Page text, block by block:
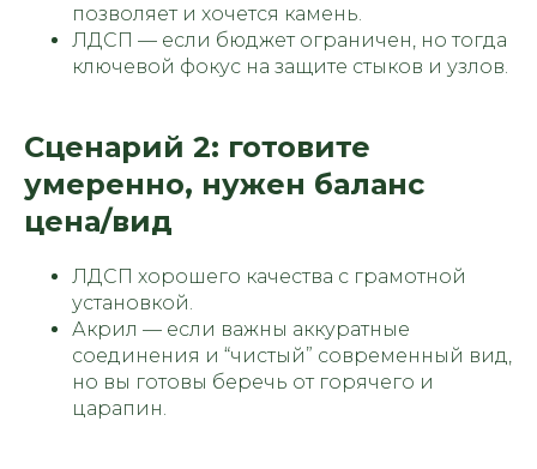
позволяет и хочется камень.
ЛДСП — если бюджет ограничен, но тогда
ключевой фокус на защите стыков и узлов.
Сценарий 2: готовите
умеренно, нужен баланс
цена/вид
ЛДСП хорошего качества с грамотной
установкой.
Акрил — если важны аккуратные
соединения и “чистый” современный вид,
но вы готовы беречь от горячего и
царапин.